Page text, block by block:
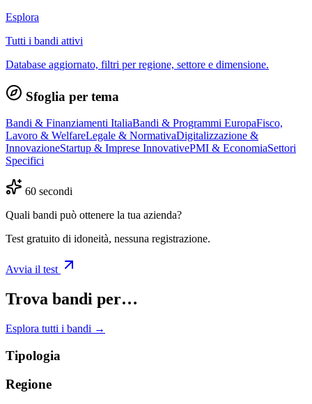
Esplora
Tutti i bandi attivi
Database aggiornato, filtri per regione, settore e dimensione.
Sfoglia per tema
Bandi & Finanziamenti ItaliaBandi & Programmi EuropaFisco,
Lavoro & WelfareLegale & NormativaDigitalizzazione &
InnovazioneStartup & Imprese InnovativePMI & EconomiaSettori
Specifici
60 secondi
Quali bandi può ottenere la tua azienda?
Test gratuito di idoneità, nessuna registrazione.
Avvia il test
Trova bandi per…
Esplora tutti i bandi →
Tipologia
Regione